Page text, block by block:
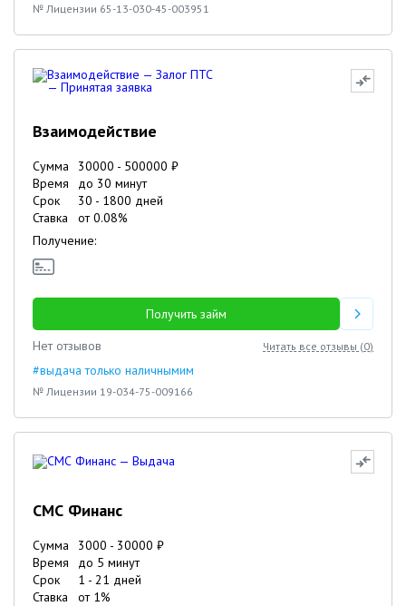
№ Лицензии 65-13-030-45-003951
Взаимодействие
Сумма 30000 - 500000 ₽
Время
до 30 минут
Срок
30 - 1800 дней
Ставка
от0.08%
Получение:
Получить займ
Нет отзывов
Читать все отзывы (0)
#выдача только наличнымим
№ Лицензии 19-034-75-009166
СМС Финанс
Сумма 3000 - 30000 ₽
Время
до 5 минут
Срок
1 - 21 дней
Ставка
от 1%